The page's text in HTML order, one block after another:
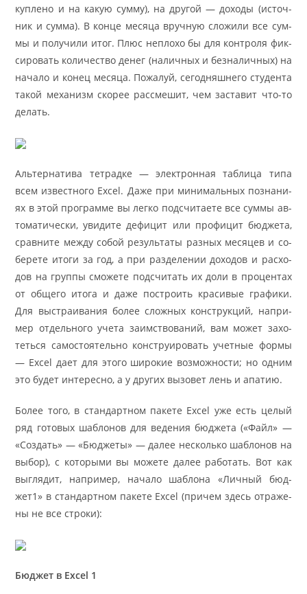
куп­ле­но и на ка­кую сум­му), на дру­гой — до­хо­ды (ис­точ­
ник и сум­ма). В кон­це ме­ся­ца вруч­ную сло­жи­ли все сум­
мы и по­лу­чи­ли итог. Плюс не­пло­хо бы для контро­ля фик­
си­ро­вать ко­ли­че­ство де­нег (на­лич­ных и без­на­лич­ных) на
на­ча­ло и ко­нец ме­ся­ца. По­жа­луй, сего­дняш­не­го сту­ден­та
та­кой ме­ха­низм ско­рее рассме­шит, чем за­ста­вит что-то
де­лать.
Альтер­на­ти­ва тет­рад­ке — элек­трон­ная та­бли­ца ти­па
всем из­вестно­го Ex­cel. Да­же при ми­ни­маль­ных по­зна­ни­
ях в этой про­грам­ме вы лег­ко под­счи­та­е­те все сум­мы ав­
то­ма­ти­че­ски, уви­ди­те де­фи­цит или про­фи­цит бюд­же­та,
срав­ни­те меж­ду со­бой ре­зульта­ты разных ме­ся­цев и со­
бе­ре­те ито­ги за год, а при раз­де­ле­нии до­хо­дов и рас­хо­
дов на груп­пы смо­же­те под­счи­тать их до­ли в про­цен­тах
от об­ще­го ито­га и да­же по­строить кра­си­вые гра­фи­ки.
Для вы­стра­и­ва­ния бо­лее слож­ных конструк­ций, напри­
мер отдель­но­го уче­та за­им­ство­ва­ний, вам мо­жет за­хо­
теть­ся само­сто­я­тель­но констру­и­ро­вать учет­ные фор­мы
— Ex­cel да­ет для это­го ши­ро­кие воз­мож­но­сти; но од­ним
это бу­дет ин­терес­но, а у дру­гих вы­зо­вет лень и апа­тию.
Бо­лее то­го, в стан­дарт­ном па­ке­те Ex­cel уже есть це­лый
ряд го­то­вых ша­бло­нов для ве­де­ния бюд­же­та («Файл» —
«Соз­дать» — «Бюд­же­ты» — да­лее несколь­ко ша­бло­нов на
вы­бор), с ко­то­ры­ми вы мо­же­те да­лее ра­бо­тать. Вот как
вы­гля­дит, напри­мер, на­ча­ло ша­бло­на «Лич­ный бюд­
жет1» в стан­дарт­ном па­ке­те Ex­cel (причем здесь от­ра­же­
ны не все стро­ки):
Бюд­жет в Ex­cel 1